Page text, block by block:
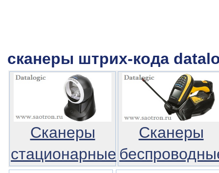
сканеры штрих-кода
Сканеры
стационарные
Сканеры